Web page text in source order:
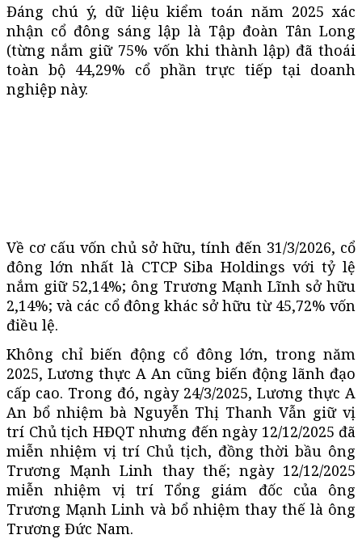
Đáng chú ý, dữ liệu kiểm toán năm 2025 xác
nhận cổ đông sáng lập là Tập đoàn Tân Long
(từng nắm giữ 75% vốn khi thành lập) đã thoái
toàn bộ 44,29% cổ phần trực tiếp tại doanh
nghiệp này.
Về cơ cấu vốn chủ sở hữu, tính đến 31/3/2026, cổ
đông lớn nhất là CTCP Siba Holdings với tỷ lệ
nắm giữ 52,14%; ông Trương Mạnh Lĩnh sở hữu
2,14%; và các cổ đông khác sở hữu từ 45,72% vốn
điều lệ.
Không chỉ biến động cổ đông lớn, trong năm
2025, Lương thực A An cũng biến động lãnh đạo
cấp cao. Trong đó, ngày 24/3/2025, Lương thực A
An bổ nhiệm bà Nguyễn Thị Thanh Vẫn giữ vị
trí Chủ tịch HĐQT nhưng đến ngày 12/12/2025 đã
miễn nhiệm vị trí Chủ tịch, đồng thời bầu ông
Trương Mạnh Linh thay thế; ngày 12/12/2025
miễn nhiệm vị trí Tổng giám đốc của ông
Trương Mạnh Linh và bổ nhiệm thay thế là ông
Trương Đức Nam.